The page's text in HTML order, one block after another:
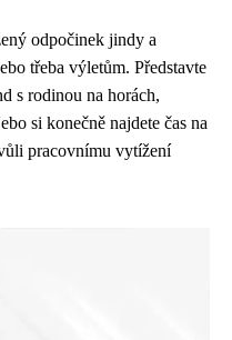
odpočinek jindy a
třeba výletům. Představte
s rodinou na horách,
si konečně najdete čas na
pracovnímu vytížení